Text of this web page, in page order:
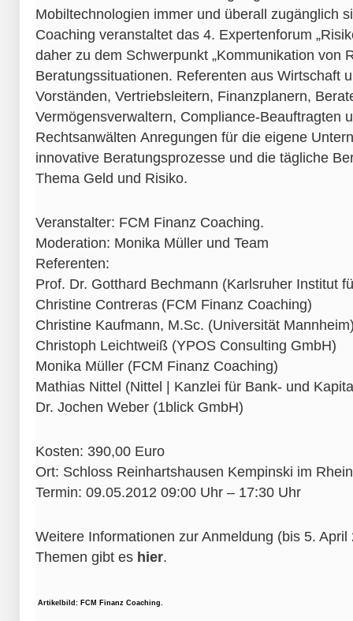
Mobiltechnologien immer und überall zugänglich
Coaching veranstaltet das 4. Expertenforum
daher zu dem Schwerpunkt „Kommunikation von
Beratungssituationen. Referenten aus Wirtschaft
Vorständen, Vertriebsleitern, Finanzplanern,
Vermögensverwaltern, Compliance-Beauftragten
Rechtsanwälten Anregungen für die eigene
innovative Beratungsprozesse und die tägliche
Thema Geld und Risiko.
Veranstalter: FCM Finanz Coaching.
Mode­ra­tion: Monika Müller und Team
Referenten:
Prof. Dr. Gotthard Bechmann (Karlsruher Institut
Christine Contreras (FCM Finanz Coaching)
Christine Kaufmann, M.Sc. (Universität
Christoph Leichtweiß (YPOS Consulting GmbH)
Monika Müller (FCM Finanz Coaching)
Mathias Nittel (Nittel | Kanzlei für Bank- und
Dr. Jochen Weber (1blick GmbH)
Kosten: 390,00 Euro
Ort: Schloss Rein­harts­hausen Kempinski im
Termin: 09.​05.​2012 09:00 Uhr – 17:30 Uhr
Weitere Informationen zur Anmeldung (bis 5.
Themen gibt es hier.
Artikelbild: FCM Finanz Coaching.